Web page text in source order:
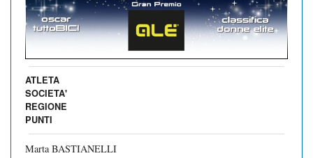
ATLETA
SOCIETA'
REGIONE
PUNTI
Marta BASTIANELLI